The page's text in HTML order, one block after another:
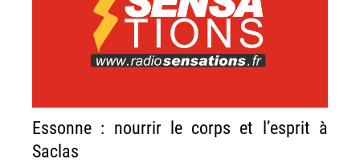
Essonne : nourrir le corps et l’esprit à
Saclas